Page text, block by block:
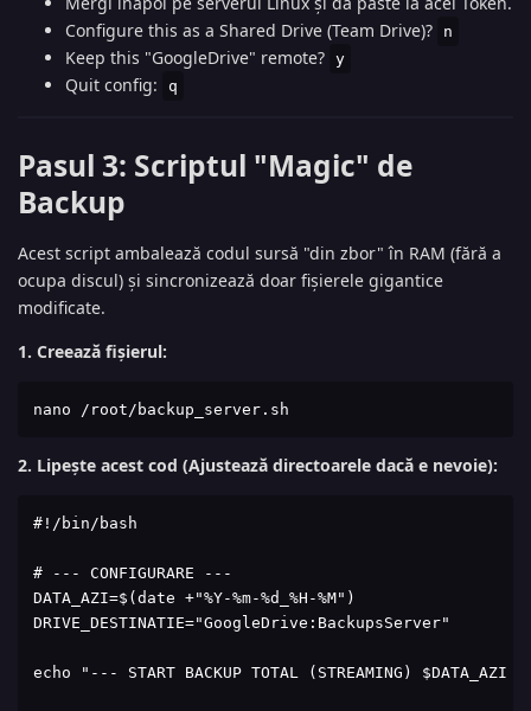
Configure this as a Shared Drive (Team Drive)?
n
Keep this "GoogleDrive" remote? y
Quit config: q
Pasul 3: Scriptul "Magic" de
Backup
Acest script ambalează codul sursă "din zbor" în RAM (fără a
ocupa discul) și sincronizează doar fișierele gigantice
modificate.
1. Creează fișierul:
nano /root/backup_server.sh
2. Lipește acest cod (Ajustează directoarele dacă e nevoie):
#!/bin/bash
# --- CONFIGURARE ---
DATA_AZI=$(date +"%Y-%m-%d_%H-%M")
DRIVE_DESTINATIE="GoogleDrive:BackupsServer"
echo "--- START BACKUP TOTAL (STREAMING) $DATA_AZI